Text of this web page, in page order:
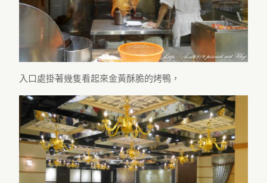
入口處掛著幾隻看起來金黃酥脆的烤鴨，